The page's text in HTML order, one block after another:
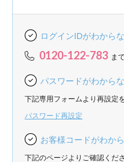
ログインIDがわから
0120-122-783 ま
パスワードがわから
下記専用フォームより再設定
パスワード再設定
お客様コードがわか
下記のページよりご確認くださ